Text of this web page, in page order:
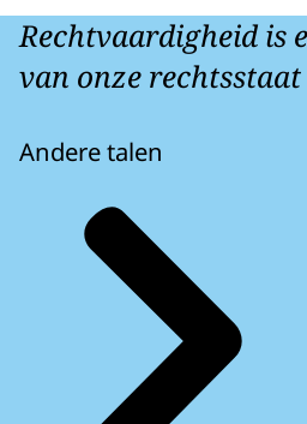
Rechtvaardigheid is
van onze rechtsstaat
Andere talen